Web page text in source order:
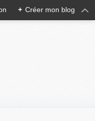
+ Créer mon blog